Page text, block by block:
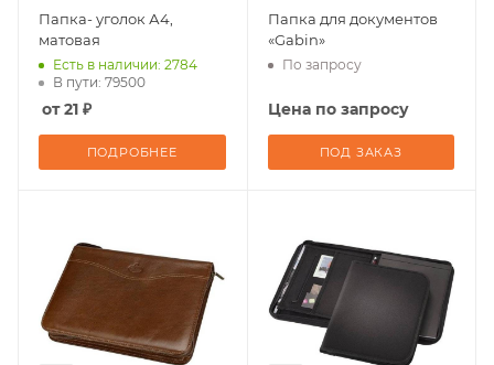
Папка- уголок А4,
матовая
Есть в наличии: 2784
В пути: 79500
от 21 ₽
ПОДРОБНЕЕ
Папка для документов
«Gabin»
По запросу
Цена по запросу
ПОД ЗАКАЗ